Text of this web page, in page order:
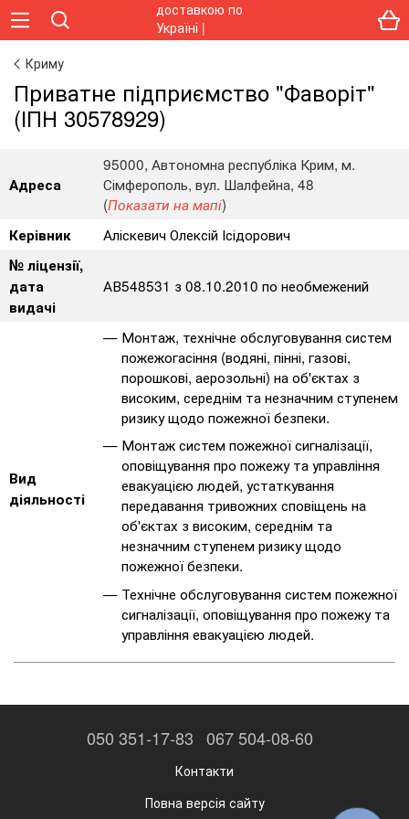
Криму
Приватне підприємство "Фаворіт"
(ІПН 30578929)
Адреса
95000, Автономна республіка Крим, м.
Сімферополь, вул. Шалфейна, 48
(Показати на мапі)
Керівник
Аліскевич Олексій Ісідорович
№ ліцензії,
дата
видачі
АВ548531 з 08.10.2010 по необмежений
Вид
діяльності
Монтаж, технічне обслуговування систем
пожежогасіння (водяні, пінні, газові,
порошкові, аерозольні) на об'єктах з
високим, середнім та незначним ступенем
ризику щодо пожежної безпеки.
Монтаж систем пожежної сигналізації,
оповіщування про пожежу та управління
евакуацією людей, устаткування
передавання тривожних сповіщень на
об'єктах з високим, середнім та
незначним ступенем ризику щодо
пожежної безпеки.
Технічне обслуговування систем пожежної
сигналізації, оповіщування про пожежу та
управління евакуацією людей.
050 351-17-83 067 504-08-60
Контакти
Повна версія сайту